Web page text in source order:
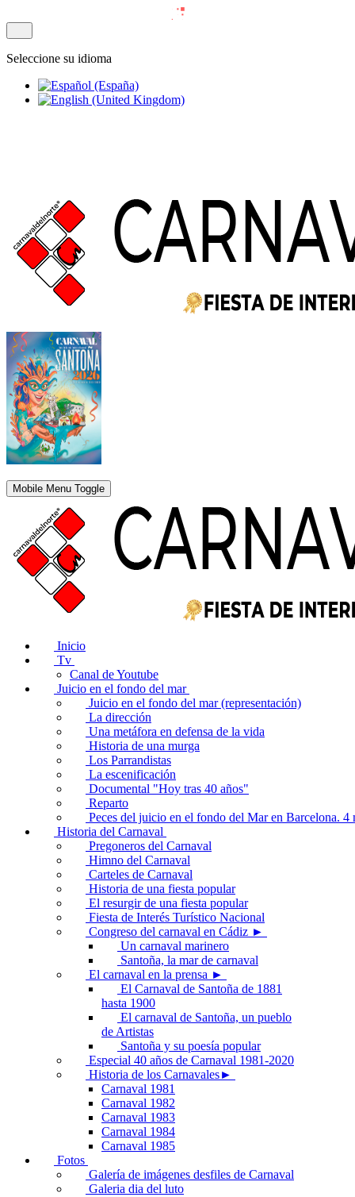
Seleccione su idioma
Mobile Menu Toggle
Inicio
Tv
Canal de Youtube
Juicio en el fondo del mar
Juicio en el fondo del mar (representación)
La dirección
Una metáfora en defensa de la vida
Historia de una murga
Los Parrandistas
La escenificación
Documental "Hoy tras 40 años"
Reparto
Peces del juicio en el fondo del Mar en Barcelona. 4
Historia del Carnaval
Pregoneros del Carnaval
Himno del Carnaval
Carteles de Carnaval
Historia de una fiesta popular
El resurgir de una fiesta popular
Fiesta de Interés Turístico Nacional
Congreso del carnaval en Cádiz ►
Un carnaval marinero
Santoña, la mar de carnaval
El carnaval en la prensa ►
El Carnaval de Santoña de 1881
hasta 1900
El carnaval de Santoña, un pueblo
de Artistas
Santoña y su poesía popular
Especial 40 años de Carnaval 1981-2020
Historia de los Carnavales►
Carnaval 1981
Carnaval 1982
Carnaval 1983
Carnaval 1984
Carnaval 1985
Fotos
Galería de imágenes desfiles de Carnaval
Galeria dia del luto